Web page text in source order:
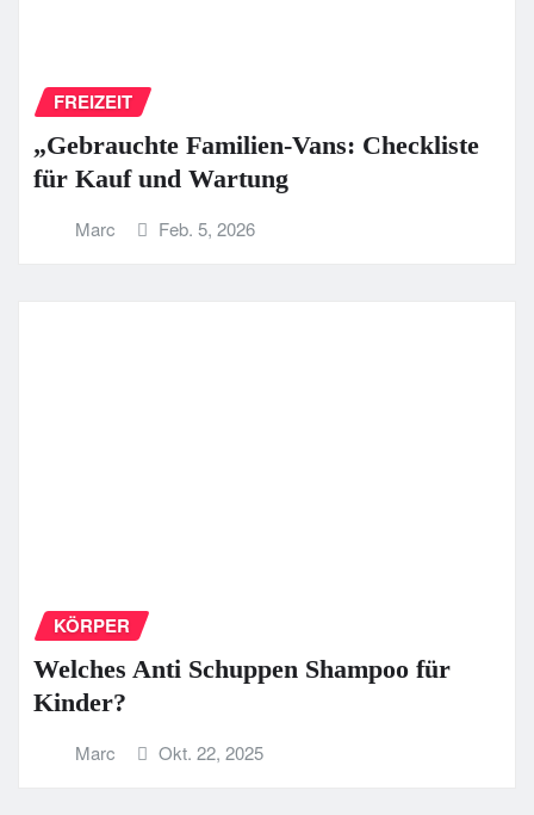
FREIZEIT
„Gebrauchte Familien-Vans: Checkliste
für Kauf und Wartung
Marc Feb. 5, 2026
KÖRPER
Welches Anti Schuppen Shampoo für
Kinder?
Marc Okt. 22, 2025